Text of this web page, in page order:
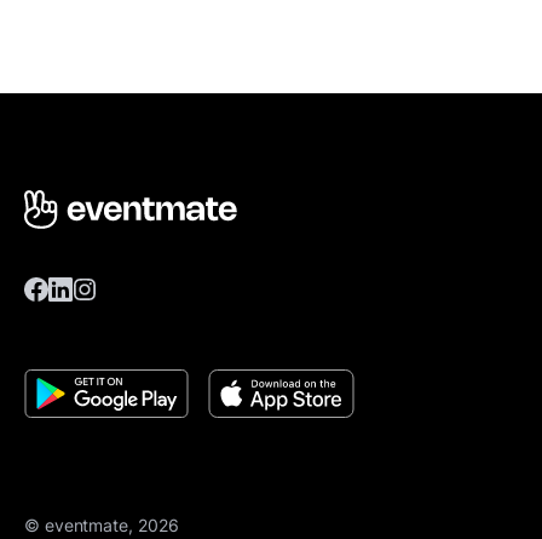
© eventmate, 2026